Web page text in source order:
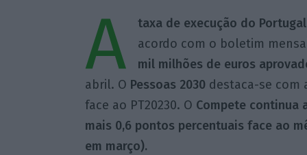
A taxa de execução do
acordo com o boletim
mil milhões de euros
abril. O Pessoas 2030 destaca-se com
face ao PT20230. O Compete continua
mais 0,6 pontos percentuais face ao
em março).